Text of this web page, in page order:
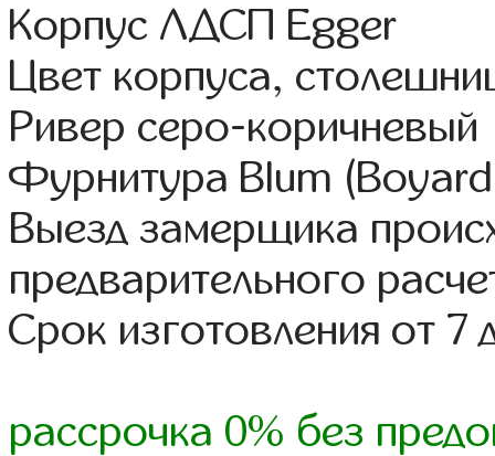
Корпус ЛДСП Egger
Цвет корпуса,
Ривер серо-коричневый
Фурнитура Blum
Выезд замерщика
предварительного
Срок изготовления от 7
рассрочка 0% без